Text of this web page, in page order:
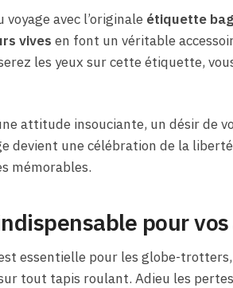
avec l’originale étiquette
vives en font un véritable
les yeux sur cette étiquette,
attitude insouciante, un désir de
devient une célébration de la
mémorables.
pour
essentielle pour les globe-
tout tapis roulant. Adieu les